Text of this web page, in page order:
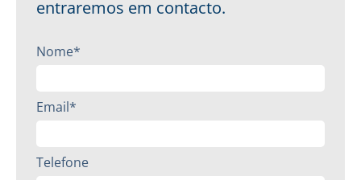
entraremos em contacto.
Nome*
Email*
Telefone